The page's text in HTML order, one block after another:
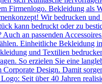
Firmenlogo. Bekleidung als
Wir bedrucken
kann bedruckt oder zu
an passenden
Einheitliche Bekleidung
und Textilien
So erzielen Sie eine
Design. Damit
Seit über 40 Jahren